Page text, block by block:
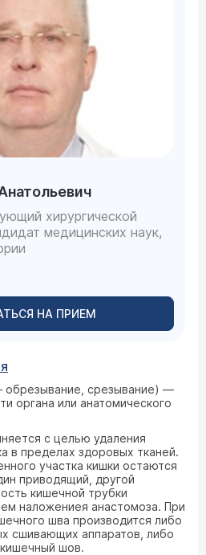
хирургической
медицинских наук,
НА ПРИЕМ
обрезывание, срезывание) —
органа или анатомического
с целью удаления
в пределах здоровых тканей.
участка кишки остаются
приводящий, другой
кишечной трубки
наложениея анастомоза. При
шва производится либо
сшивающих аппаратов, либо
шов.